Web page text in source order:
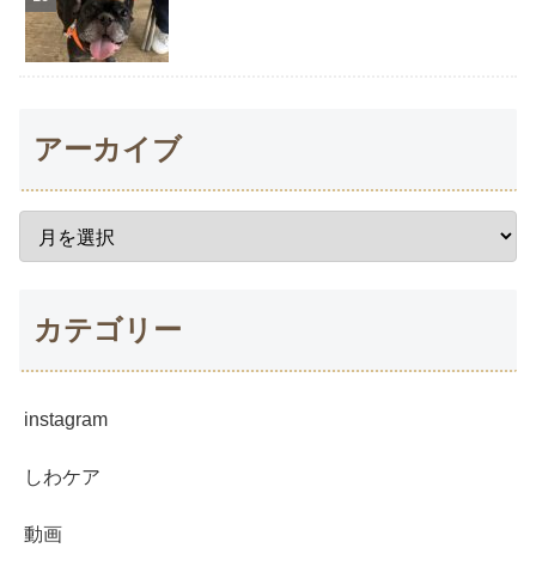
アーカイブ
カテゴリー
instagram
しわケア
動画